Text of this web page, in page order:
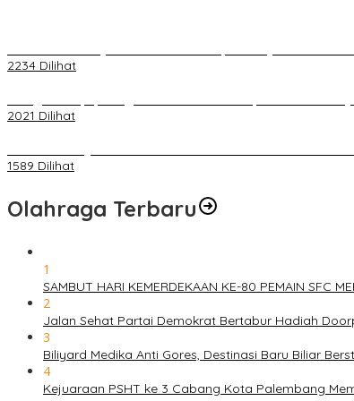
2234 Dilihat
2021 Dilihat
1589 Dilihat
Olahraga Terbaru
1
SAMBUT HARI KEMERDEKAAN KE-80 PEMAIN SFC
2
Jalan Sehat Partai Demokrat Bertabur Hadiah
3
Biliyard Medika Anti Gores, Destinasi Baru Biliar
4
Kejuaraan PSHT ke 3 Cabang Kota Palembang